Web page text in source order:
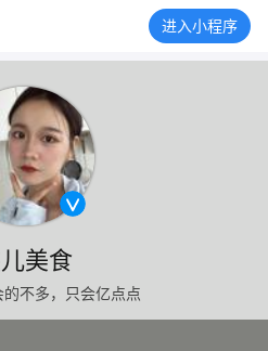
进入小程序
美食
不多，只会亿点点